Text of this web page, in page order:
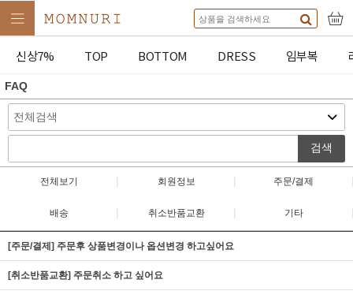
신상7% TOP BOTTOM DRESS 임부복
FAQ
검색
전체보기 | 회원정보 | 주문/결제
배송 | 취소반품교환 | 기타
[주문/결제] 주문후 상품변경이나 옵션변경 하고싶어요
[취소반품교환] 주문취소 하고 싶어요